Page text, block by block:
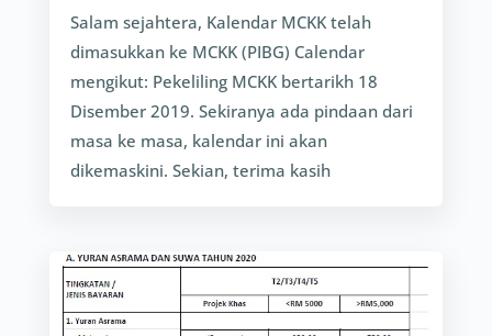
Salam sejahtera, Kalendar MCKK telah
dimasukkan ke MCKK (PIBG) Calendar
mengikut: Pekeliling MCKK bertarikh 18
Disember 2019. Sekiranya ada pindaan dari
masa ke masa, kalendar ini akan
dikemaskini. Sekian, terima kasih